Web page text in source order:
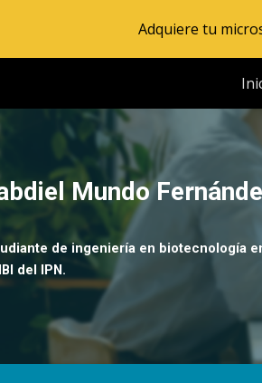
Skip to main content
Adquiere tu
Mundo
de ingeniería en biotecnología
del IPN.